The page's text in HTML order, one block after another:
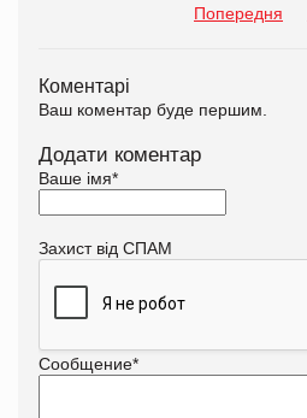
Попередня
Коментарі
Ваш коментар буде першим.
Додати коментар
Ваше імя*
Захист від СПАМ
Сообщение*